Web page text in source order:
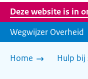
Deze website is in
Wegwijzer Overheid
Home Hulp bij